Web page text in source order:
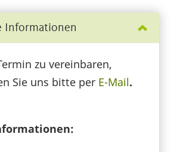
Informationen
zu vereinbaren,
Sie uns bitte per E-Mail.